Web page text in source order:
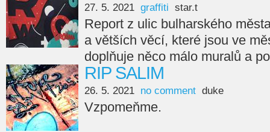
27. 5. 2021 graffiti star.t
Report z ulic bulharského
a větších věcí, které jsou ve
doplňuje něco málo muralů a
RIP SALIM
26. 5. 2021 no comment duke
Vzpomeňme.